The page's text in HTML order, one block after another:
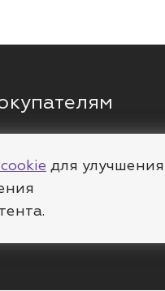
для улучшения